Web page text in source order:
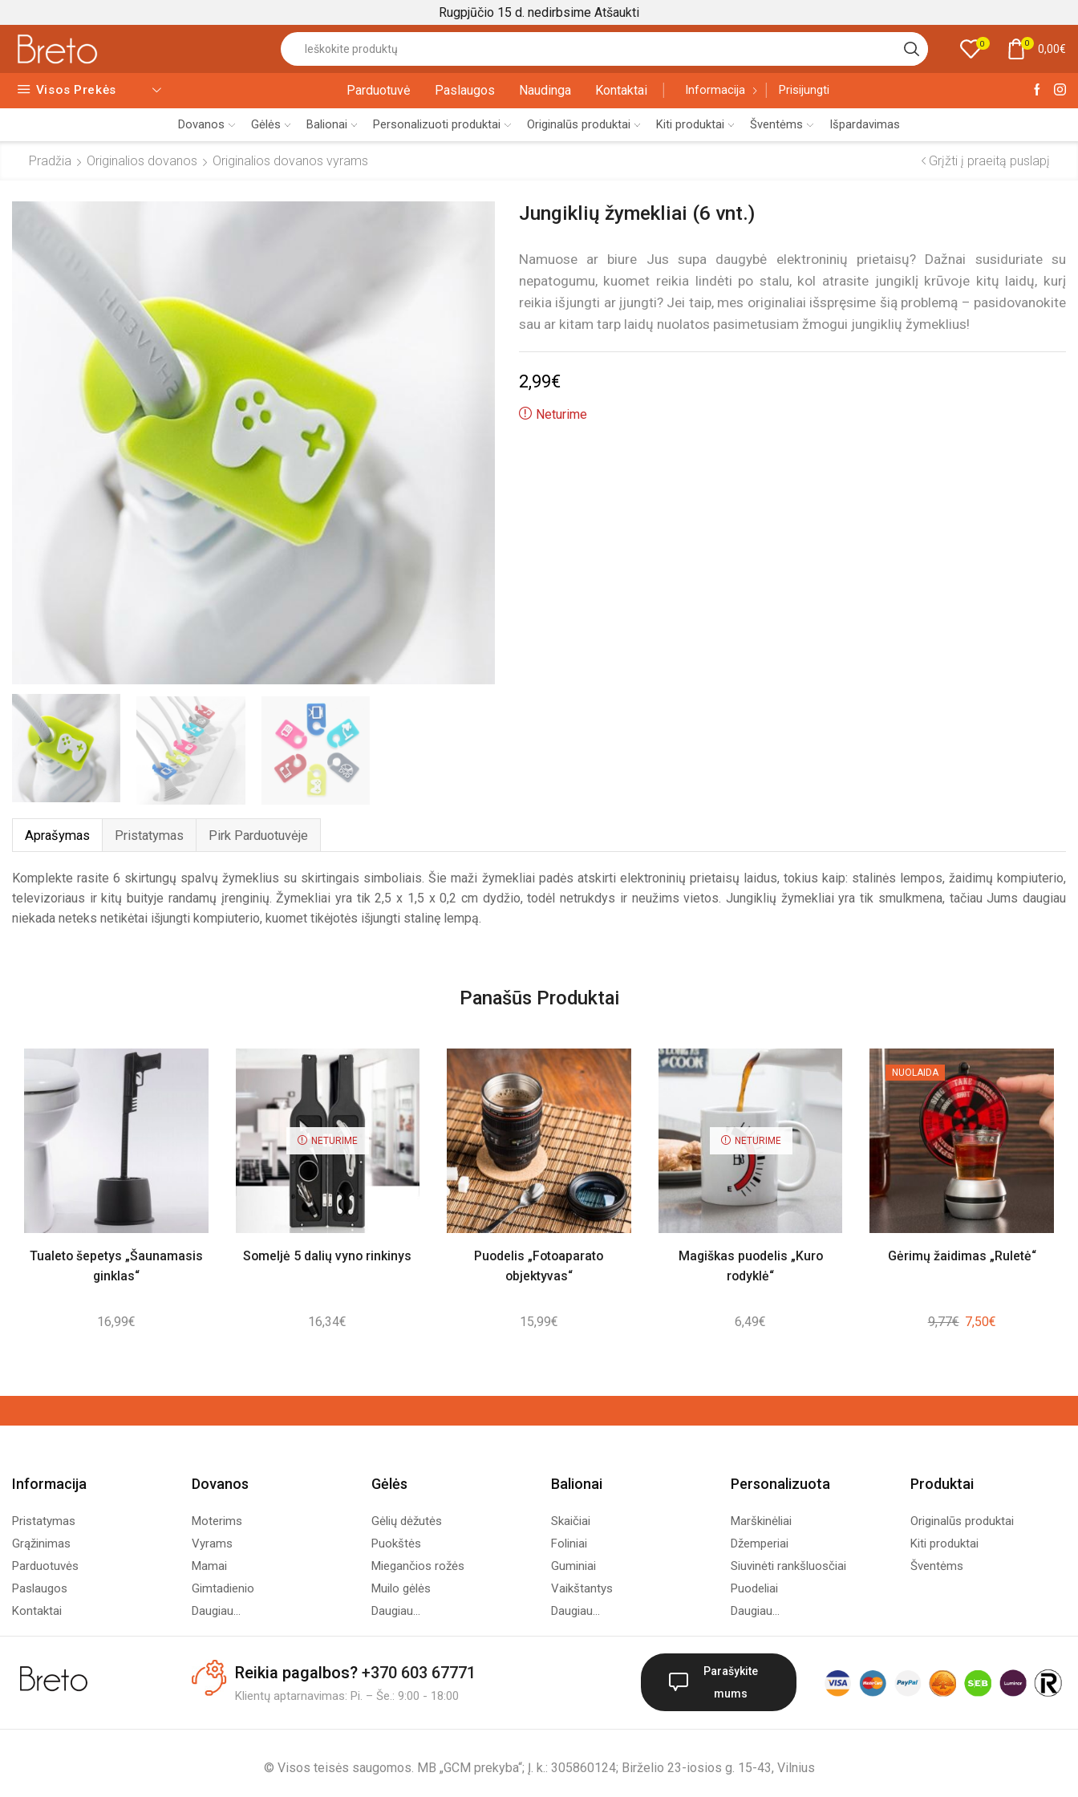
Rugpjūčio 15 d. nedirbsime Atšaukti
input
0 0 0,00€
Visos Prekės Parduotuvė Paslaugos Naudinga Kontaktai Informacija Prisijungti
Dovanos Gėlės Balionai Personalizuoti produktai Originalūs produktai Kiti produktai Šventėms Išpardavimas
Pradžia Originalios dovanos Originalios dovanos vyrams Grįžti į praeitą puslapį
Jungiklių žymekliai (6 vnt.)
Namuose ar biure Jus supa daugybė elektroninių prietaisų? Dažnai susiduriate su
nepatogumu, kuomet reikia lindėti po stalu, kol atrasite jungiklį krūvoje kitų laidų, kurį
reikia išjungti ar įjungti? Jei taip, mes originaliai išspręsime šią problemą – pasidovanokite
sau ar kitam tarp laidų nuolatos pasimetusiam žmogui jungiklių žymeklius!
2,99€
Neturime
Aprašymas Pristatymas Pirk Parduotuvėje
Komplekte rasite 6 skirtungų spalvų žymeklius su skirtingais simboliais. Šie maži žymekliai padės atskirti elektroninių prietaisų laidus, tokius kaip: stalinės lempos, žaidimų kompiuterio,
televizoriaus ir kitų buityje randamų įrenginių. Žymekliai yra tik 2,5 x 1,5 x 0,2 cm dydžio, todėl netrukdys ir neužims vietos. Jungiklių žymekliai yra tik smulkmena, tačiau Jums daugiau
niekada neteks netikėtai išjungti kompiuterio, kuomet tikėjotės išjungti stalinę lempą.
Panašūs Produktai
Tualeto šepetys „Šaunamasis
ginklas“
16,99€
NETURIME
Someljė 5 dalių vyno rinkinys
16,34€
Puodelis „Fotoaparato
objektyvas“
15,99€
NETURIME
Magiškas puodelis „Kuro
rodyklė“
6,49€
NUOLAIDA
Gėrimų žaidimas „Ruletė“
9,77€ Original
7,50€Current
Informacija
Pristatymas
Grąžinimas
Parduotuvės
Paslaugos
Kontaktai
Dovanos
Moterims
Vyrams
Mamai
Gimtadienio
Daugiau...
Gėlės
Gėlių dėžutės
Puokštės
Miegančios rožės
Muilo gėlės
Daugiau...
Balionai
Skaičiai
Foliniai
Guminiai
Vaikštantys
Daugiau...
Personalizuota
Marškinėliai
Džemperiai
Siuvinėti rankšluosčiai
Puodeliai
Daugiau...
Produktai
Originalūs produktai
Kiti produktai
Šventėms
Reikia pagalbos? +370 603 67771
Klientų aptarnavimas: Pi. – Še.: 9:00 - 18:00
Parašykite
mums
© Visos teisės saugomos. MB „GCM prekyba“; Į. k.: 305860124; Birželio 23-iosios g. 15-43, Vilnius